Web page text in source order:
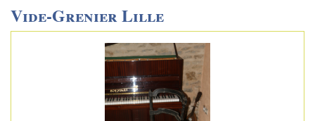
Vide-Grenier Lille